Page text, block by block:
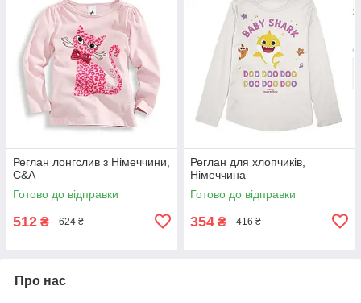
Реглан лонгслив з Німеччини,
C&A
Готово до відправки
512 ₴ 624 ₴
Реглан для хлопчиків,
Німеччина
Готово до відправки
354 ₴ 416 ₴
Про нас